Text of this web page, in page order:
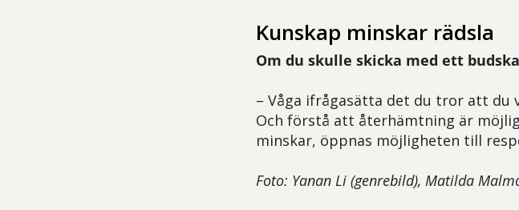
Kunskap minskar rädsla
Om du skulle skicka med ett
– Våga ifrågasätta det du tror att du
Och förstå att återhämtning är
minskar, öppnas möjligheten till
Foto: Yanan Li (genrebild), Matilda